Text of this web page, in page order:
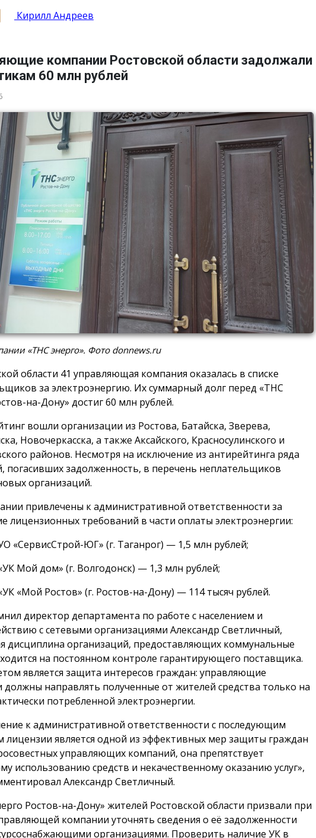
Кирилл Андреев
компании Ростовской области задолжали
60 млн рублей
«ТНС энерго». Фото donnews.ru
области 41 управляющая компания оказалась в списке
за электроэнергию. Их суммарный долг перед «ТНС
на-Дону» достиг 60 млн рублей.
вошли организации из Ростова, Батайска, Зверева,
Новочеркасска, а также Аксайского, Красносулинского и
районов. Несмотря на исключение из антирейтинга ряда
погасивших задолженность, в перечень неплательщиков
организаций.
привлечены к административной ответственности за
лицензионных требований в части оплаты электроэнергии:
«СервисСтрой-ЮГ» (г. Таганрог) — 1,5 млн рублей;
Мой дом» (г. Волгодонск) — 1,3 млн рублей;
«Мой Ростов» (г. Ростов-на-Дону) — 114 тысяч рублей.
директор департамента по работе с населением и
с сетевыми организациями Александр Светличный,
дисциплина организаций, предоставляющих коммунальные
на постоянном контроле гарантирующего поставщика.
является защита интересов граждан: управляющие
должны направлять полученные от жителей средства только на
потребленной электроэнергии.
к административной ответственности с последующим
лицензии является одной из эффективных мер защиты граждан
управляющих компаний, она препятствует
использованию средств и некачественному оказанию услуг»,
Александр Светличный.
Ростов-на-Дону» жителей Ростовской области призвали при
компании уточнять сведения о её задолженности
организациями. Проверить наличие УК в